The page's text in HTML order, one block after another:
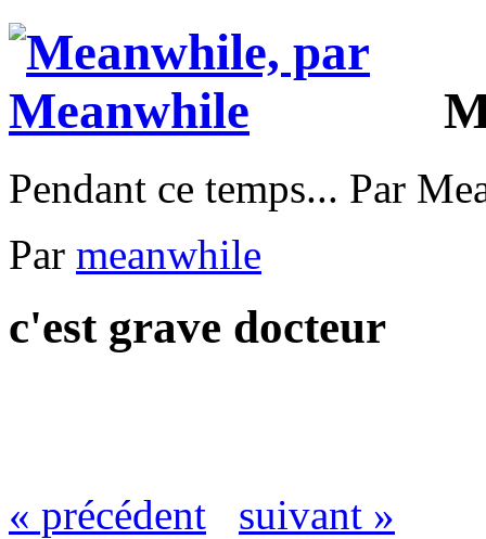
Pendant ce temps... Par
Par meanwhile
c'est grave docteur
« précédent suivant »